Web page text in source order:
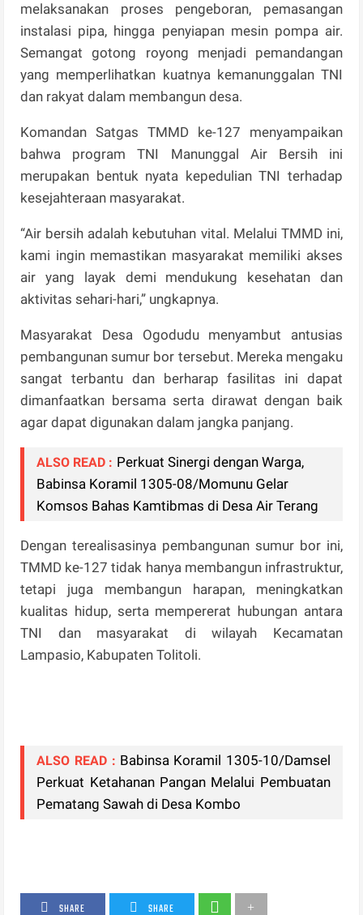
melaksanakan proses pengeboran, pemasangan
instalasi pipa, hingga penyiapan mesin pompa air.
Semangat gotong royong menjadi pemandangan
yang memperlihatkan kuatnya kemanunggalan TNI
dan rakyat dalam membangun desa.
Komandan Satgas TMMD ke-127 menyampaikan
bahwa program TNI Manunggal Air Bersih ini
merupakan bentuk nyata kepedulian TNI terhadap
kesejahteraan masyarakat.
“Air bersih adalah kebutuhan vital. Melalui TMMD ini,
kami ingin memastikan masyarakat memiliki akses
air yang layak demi mendukung kesehatan dan
aktivitas sehari-hari,” ungkapnya.
Masyarakat Desa Ogodudu menyambut antusias
pembangunan sumur bor tersebut. Mereka mengaku
sangat terbantu dan berharap fasilitas ini dapat
dimanfaatkan bersama serta dirawat dengan baik
agar dapat digunakan dalam jangka panjang.
ALSO READ : Perkuat Sinergi dengan Warga,
Babinsa Koramil 1305-08/Momunu Gelar
Komsos Bahas Kamtibmas di Desa Air Terang
Dengan terealisasinya pembangunan sumur bor ini,
TMMD ke-127 tidak hanya membangun infrastruktur,
tetapi juga membangun harapan, meningkatkan
kualitas hidup, serta mempererat hubungan antara
TNI dan masyarakat di wilayah Kecamatan
Lampasio, Kabupaten Tolitoli.
ALSO READ : Babinsa Koramil 1305-10/Damsel
Perkuat Ketahanan Pangan Melalui Pembuatan
Pematang Sawah di Desa Kombo
SHARE SHARE